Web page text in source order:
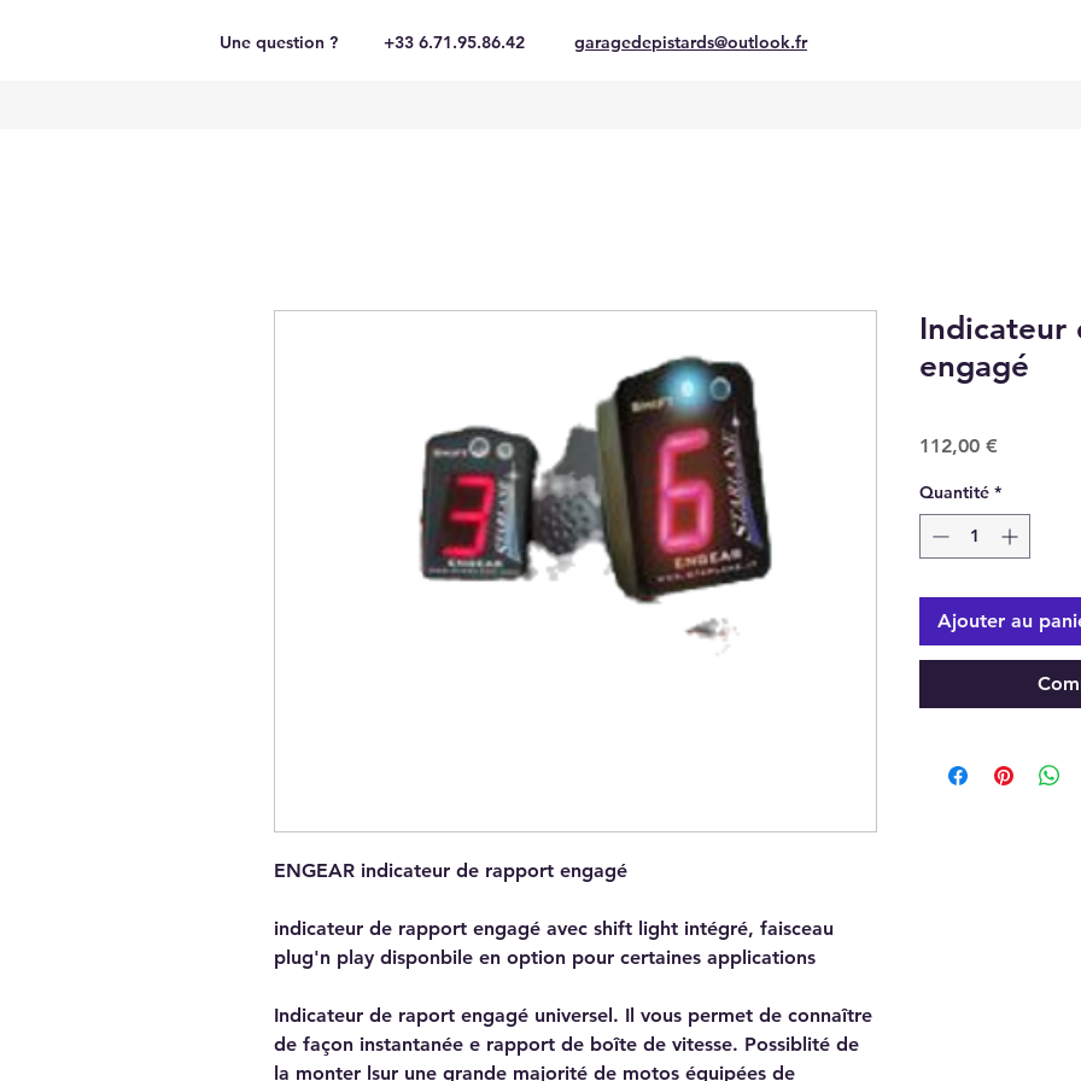
Une question ? +33 6.71.95.86.42 garagedepistards@outlook.fr
ENGEAR indicateur de rapport engagé
indicateur de rapport engagé avec shift light intégré, faisceau
plug'n play disponbile en option pour certaines applications
Indicateur de raport engagé universel. Il vous permet de connaître
de façon instantanée e rapport de boîte de vitesse. Possiblité de
la monter lsur une grande majorité de motos équipées de
Indicateur
engagé
112,00 €Prix
Quantité *
Ajouter au